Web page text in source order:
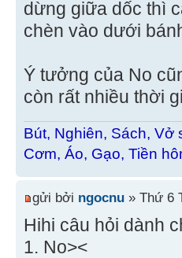
dừng giữa dốc thì
chèn vào dưới
Ý tưởng của No
còn rất nhiều thời
Bút, Nghiên, Sách, Vở
Cơm, Áo, Gạo, Tiền
gửi bởi ngocnu » Thứ 6
Hihi câu hỏi dành
1. No><